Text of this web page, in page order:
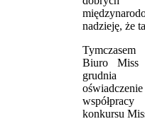
nadzieję, że
Biuro
grudnia
konkursu